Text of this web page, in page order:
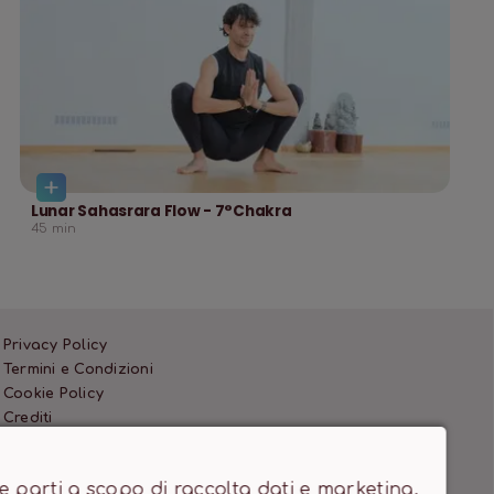
Lunar Sahasrara Flow - 7°Chakra
45 min
Privacy Policy
Termini e Condizioni
Cookie Policy
Crediti
parti a scopo di raccolta dati e marketing.